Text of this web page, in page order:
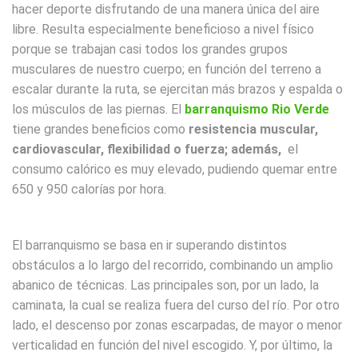
hacer deporte disfrutando de una manera única del aire
libre. Resulta especialmente beneficioso a nivel físico
porque se trabajan casi todos los grandes grupos
musculares de nuestro cuerpo; en función del terreno a
escalar durante la ruta, se ejercitan más brazos y espalda o
los músculos de las piernas. El barranquismo Rio Verde
tiene grandes beneficios como resistencia muscular,
cardiovascular, flexibilidad o fuerza; además, el
consumo calórico es muy elevado, pudiendo quemar entre
650 y 950 calorías por hora.
El barranquismo se basa en ir superando distintos
obstáculos a lo largo del recorrido, combinando un amplio
abanico de técnicas. Las principales son, por un lado, la
caminata, la cual se realiza fuera del curso del río. Por otro
lado, el descenso por zonas escarpadas, de mayor o menor
verticalidad en función del nivel escogido. Y, por último, la